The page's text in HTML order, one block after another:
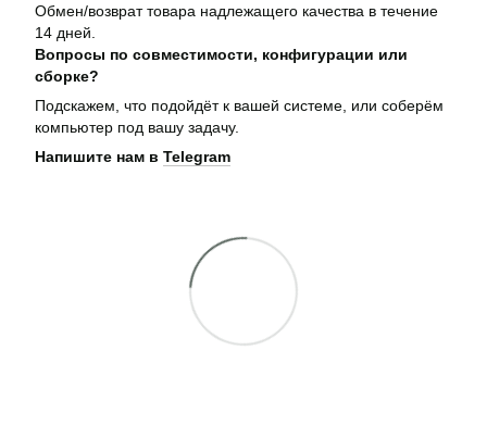
Обмен/возврат товара надлежащего качества в течение
14 дней.
Вопросы по совместимости, конфигурации или
сборке?
Подскажем, что подойдёт к вашей системе, или соберём
компьютер под вашу задачу.
Напишите нам в Telegram